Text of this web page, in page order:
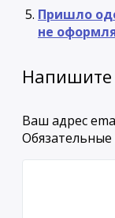
Пришло
не
Ваш адрес